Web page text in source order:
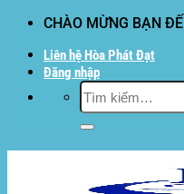
dung
CHÀO MỪNG BẠN
Liên hệ Hòa Phát Đạt
Đăng nhập
Tìm
kiếm: